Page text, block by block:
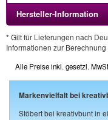
Hersteller-Information
* Gilt für Lieferungen nach
Informationen zur
Alle Preise inkl. gesetzl.
Markenvielfalt bei
Stöbert bei kreativbunt in